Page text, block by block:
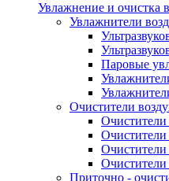
Увлажнение и очистка
Увлажнители
Паровые
Очистители
Очистители
Очистители
Очистители
Очистители
Приточно -